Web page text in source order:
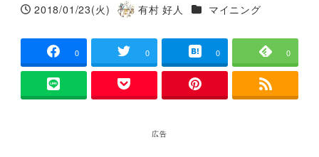
投稿日
2018/01/23(火)
著
有村 好人 カテゴリー
マイニング
0 0 0 0
広告